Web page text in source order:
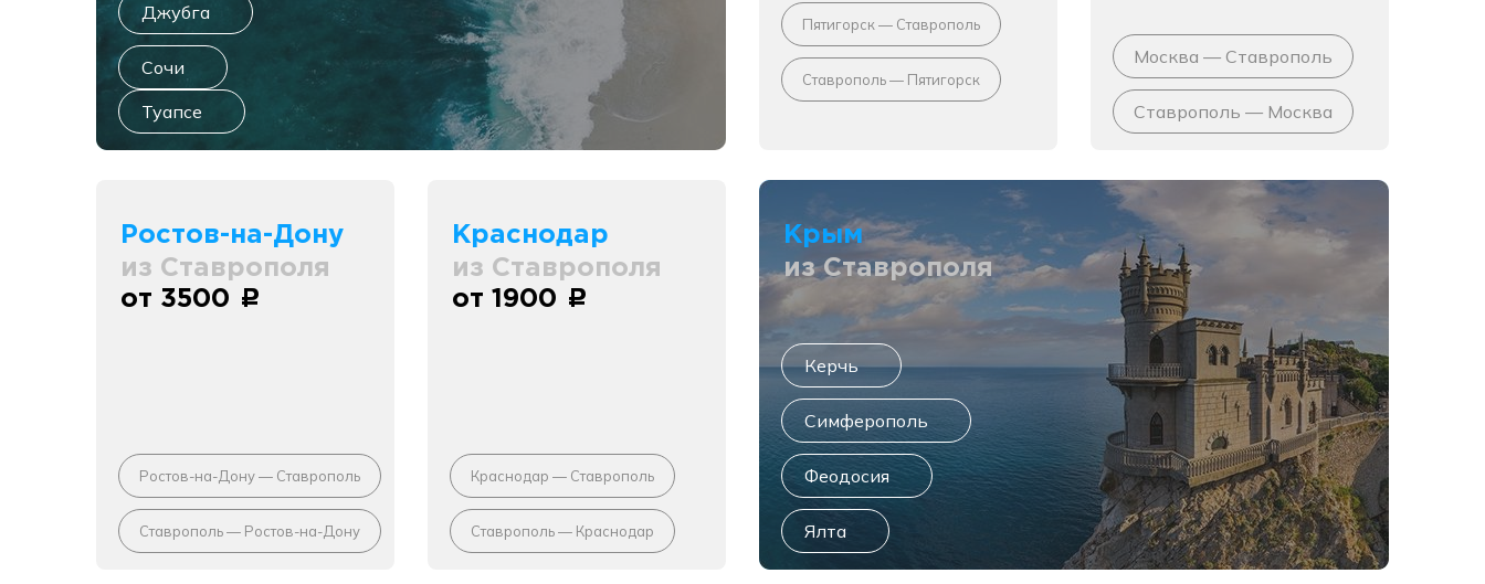
Джубга
Сочи
Туапсе
Пятигорск — Ставрополь
Ставрополь — Пятигорск
Москва — Ставрополь
Ставрополь — Москва
Ростов-на-Дону
из Ставрополя
от 3500 c
Ростов-на-Дону — Ставрополь
Ставрополь — Ростов-на-Дону
Краснодар
из Ставрополя
от 1900 c
Краснодар — Ставрополь
Ставрополь — Краснодар
Крым
из Ставрополя
Керчь
Симферополь
Феодосия
Ялта